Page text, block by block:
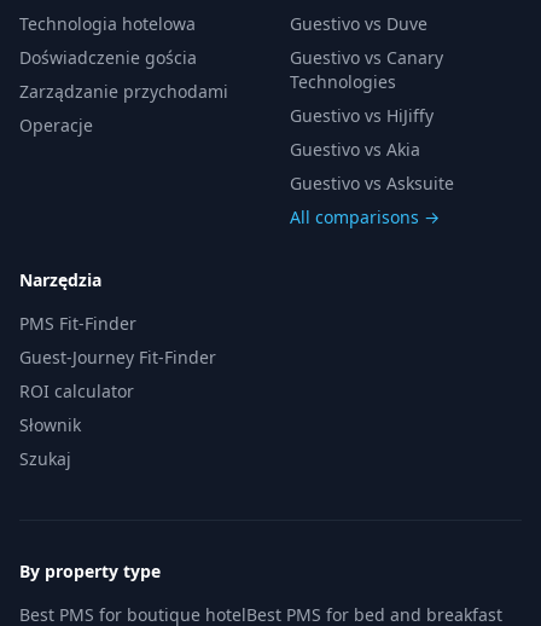
Technologia hotelowa
Doświadczenie gościa
Zarządzanie przychodami
Operacje
Guestivo vs Duve
Guestivo vs Canary
Technologies
Guestivo vs HiJiffy
Guestivo vs Akia
Guestivo vs Asksuite
All comparisons →
Narzędzia
PMS Fit-Finder
Guest-Journey Fit-Finder
ROI calculator
Słownik
Szukaj
By property type
Best PMS for boutique hotelBest PMS for bed and breakfast